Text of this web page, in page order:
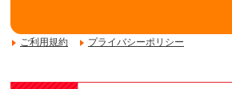
ご利用規約 プライバシーポリシー